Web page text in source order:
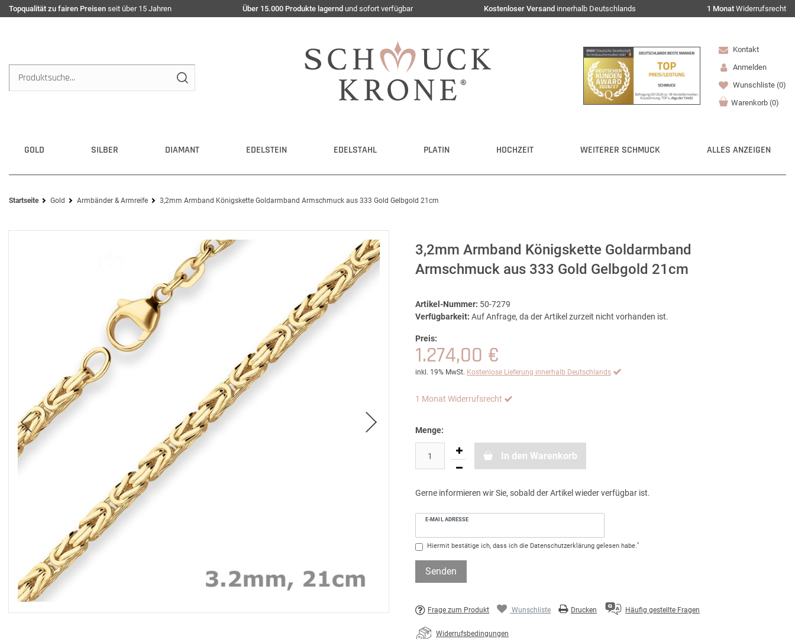
Topqualität zu fairen Preisen seit über 15 Jahren Über 15.000 Produkte lagernd und sofort verfügbar Kostenloser Versand innerhalb Deutschlands 1 Monat Widerrufsrecht
Kontakt
Anmelden
Wunschliste (0)
Warenkorb (0)
GOLD SILBER DIAMANT EDELSTEIN EDELSTAHL PLATIN HOCHZEIT WEITERER SCHMUCK ALLES ANZEIGEN
Startseite Gold Armbänder & Armreife 3,2mm Armband Königskette Goldarmband Armschmuck aus 333 Gold Gelbgold 21cm
3,2mm Armband Königskette Goldarmband
Armschmuck aus 333 Gold Gelbgold 21cm
Artikel-Nummer: 50-7279
Verfügbarkeit: Auf Anfrage, da der Artikel zurzeit nicht vorhanden ist.
Preis:
1.274,00 €
inkl. 19% MwSt. Kostenlose Lieferung innerhalb Deutschlands
1 Monat Widerrufsrecht
Menge:
In den Warenkorb
Gerne informieren wir Sie, sobald der Artikel wieder verfügbar ist.
E-MAIL ADRESSE
Hiermit bestätige ich, dass ich die Daten­schutz­erklärung gelesen habe.*
Senden
Frage zum Produkt Wunschliste Drucken Häufig gestellte Fragen
Widerrufsbedingungen